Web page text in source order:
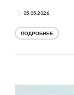
05.05.2026
ПОДРОБНЕЕ